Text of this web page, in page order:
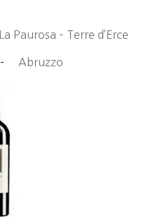
Paurosa – Terre d’Erce
– Abruzzo